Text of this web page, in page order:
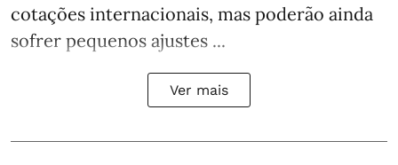
cotações internacionais, mas poderão ainda
sofrer pequenos ajustes ...
Ver mais